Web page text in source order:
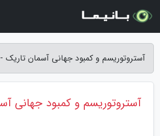
آستروتوریسم و کمبود جهانی آسمان تاریک -
آستروتوریسم و کمبود جهانی